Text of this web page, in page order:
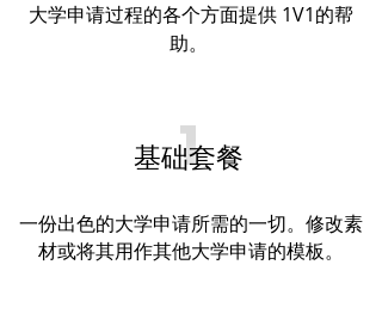
大学申请过程的各个方面提供 1V1的帮
助。
1
基础套餐
一份出色的大学申请所需的一切。修改素
材或将其用作其他大学申请的模板。